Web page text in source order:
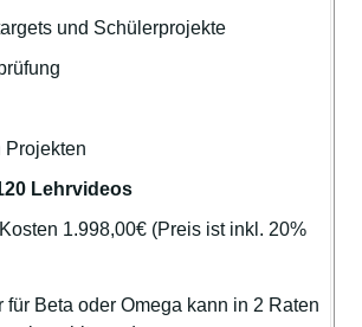
und Schülerprojekte
Projekten
Lehrvideos
1.998,00€ (Preis ist inkl. 20%
für Beta oder Omega kann in 2 Raten